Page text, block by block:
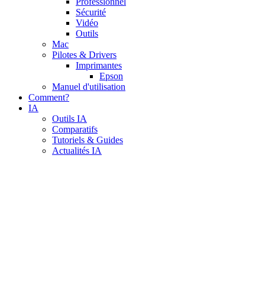
Sécurité
Vidéo
Outils
Mac
Pilotes & Drivers
Imprimantes
Epson
Manuel d'utilisation
Comment?
IA
Outils IA
Comparatifs
Tutoriels & Guides
Actualités IA